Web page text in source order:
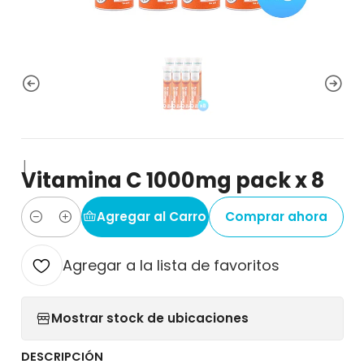
|
Vitamina C 1000mg pack x 8
Cantidad
Agregar al Carro Comprar ahora
Agregar a la lista de favoritos
Mostrar stock de ubicaciones
DESCRIPCIÓN